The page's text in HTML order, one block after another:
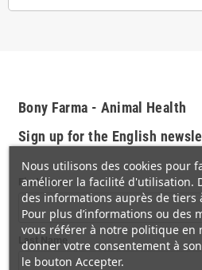
Bony Farma - Animal Health
Sign up for the English
First Name
Last Name
Nous utilisons des cookies pour
améliorer la facilité d'utilisation.
des informations auprès de tiers
Pour plus d’informations ou des
vous référer à notre politique en
donner votre consentement à
le bouton Accepter.